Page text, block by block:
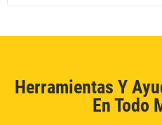
Herramientas Y
En Todo